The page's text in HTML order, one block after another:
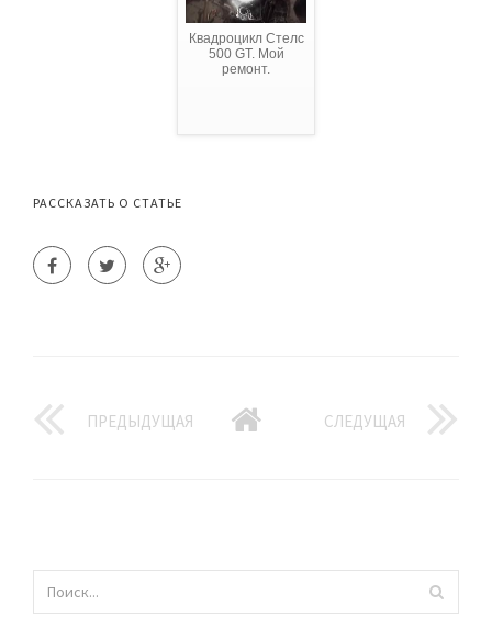
Квадроцикл Стелс
500 GT. Мой
ремонт.
РАССКАЗАТЬ О СТАТЬЕ
ПРЕДЫДУЩАЯ СЛЕДУЩАЯ